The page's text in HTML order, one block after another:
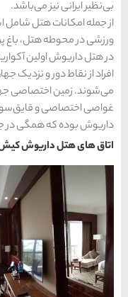
تعداد متعددی زمین
تفریحی و ورزش‌های آبی است.
نیز وجود دارد که بسیاری از
این آکواریوم میهمان جزیره کیش
و تنیس، سالن بدن‌سازی،
دیگر سرگرمی‌های هتل
نقش مهمی ایفا می‌کنند.